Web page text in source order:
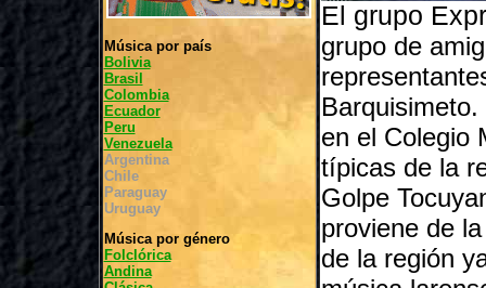
Música por país
Bolivia
Brasil
Colombia
Ecuador
Peru
Venezuela
Argentina
Chile
Paraguay
Uruguay
Música por género
Folclórica
Andina
El grupo
grupo de
en el Colegio
típicas de la
Golpe
proviene de
de la región